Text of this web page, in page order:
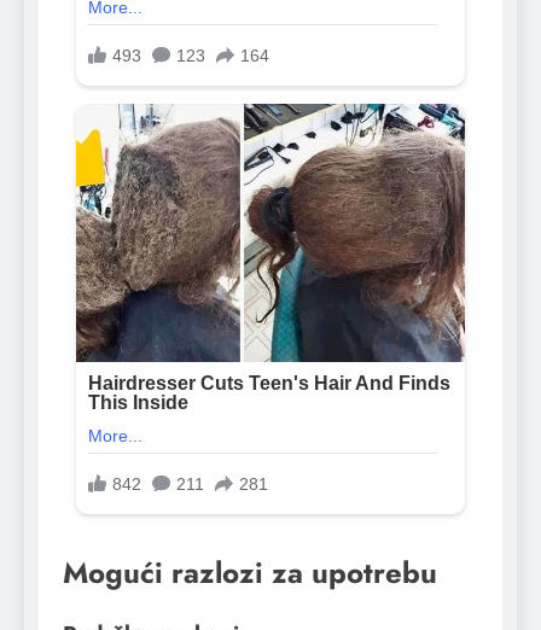
Mogući razlozi za upotrebu